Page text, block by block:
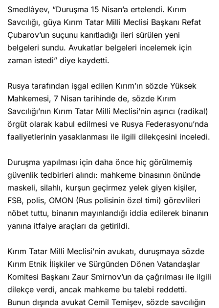
Smedlâyev, “Duruşma 15 Nisan’a ertelendi. Kırım
Savcılığı, güya Kırım Tatar Milli Meclisi Başkanı Refat
Çubarov’un suçunu kanıtladığı ileri sürülen yeni
belgeleri sundu. Avukatlar belgeleri incelemek için
zaman istedi” diye kaydetti.
Rusya tarafından işgal edilen Kırım’ın sözde Yüksek
Mahkemesi, 7 Nisan tarihinde de, sözde Kırım
Savcılığı’nın Kırım Tatar Milli Meclisi’nin aşırıcı (radikal)
örgüt olarak kabul edilmesi ve Rusya Federasyonu’nda
faaliyetlerinin yasaklanması ile ilgili dilekçesini inceledi.
Duruşma yapılması için daha önce hiç görülmemiş
güvenlik tedbirleri alındı: mahkeme binasının önünde
maskeli, silahlı, kurşun geçirmez yelek giyen kişiler,
FSB, polis, OMON (Rus polisinin özel timi) görevlileri
nöbet tuttu, binanın mayınlandığı iddia edilerek binanın
yanına itfaiye araçları da getirildi.
Kırım Tatar Milli Meclisi’nin avukatı, duruşmaya sözde
Kırım Etnik İlişkiler ve Sürgünden Dönen Vatandaşlar
Komitesi Başkanı Zaur Smirnov’un da çağrılması ile ilgili
dilekçe verdi, ancak mahkeme bu talebi reddetti.
Bunun dışında avukat Cemil Temişev, sözde savcılığın